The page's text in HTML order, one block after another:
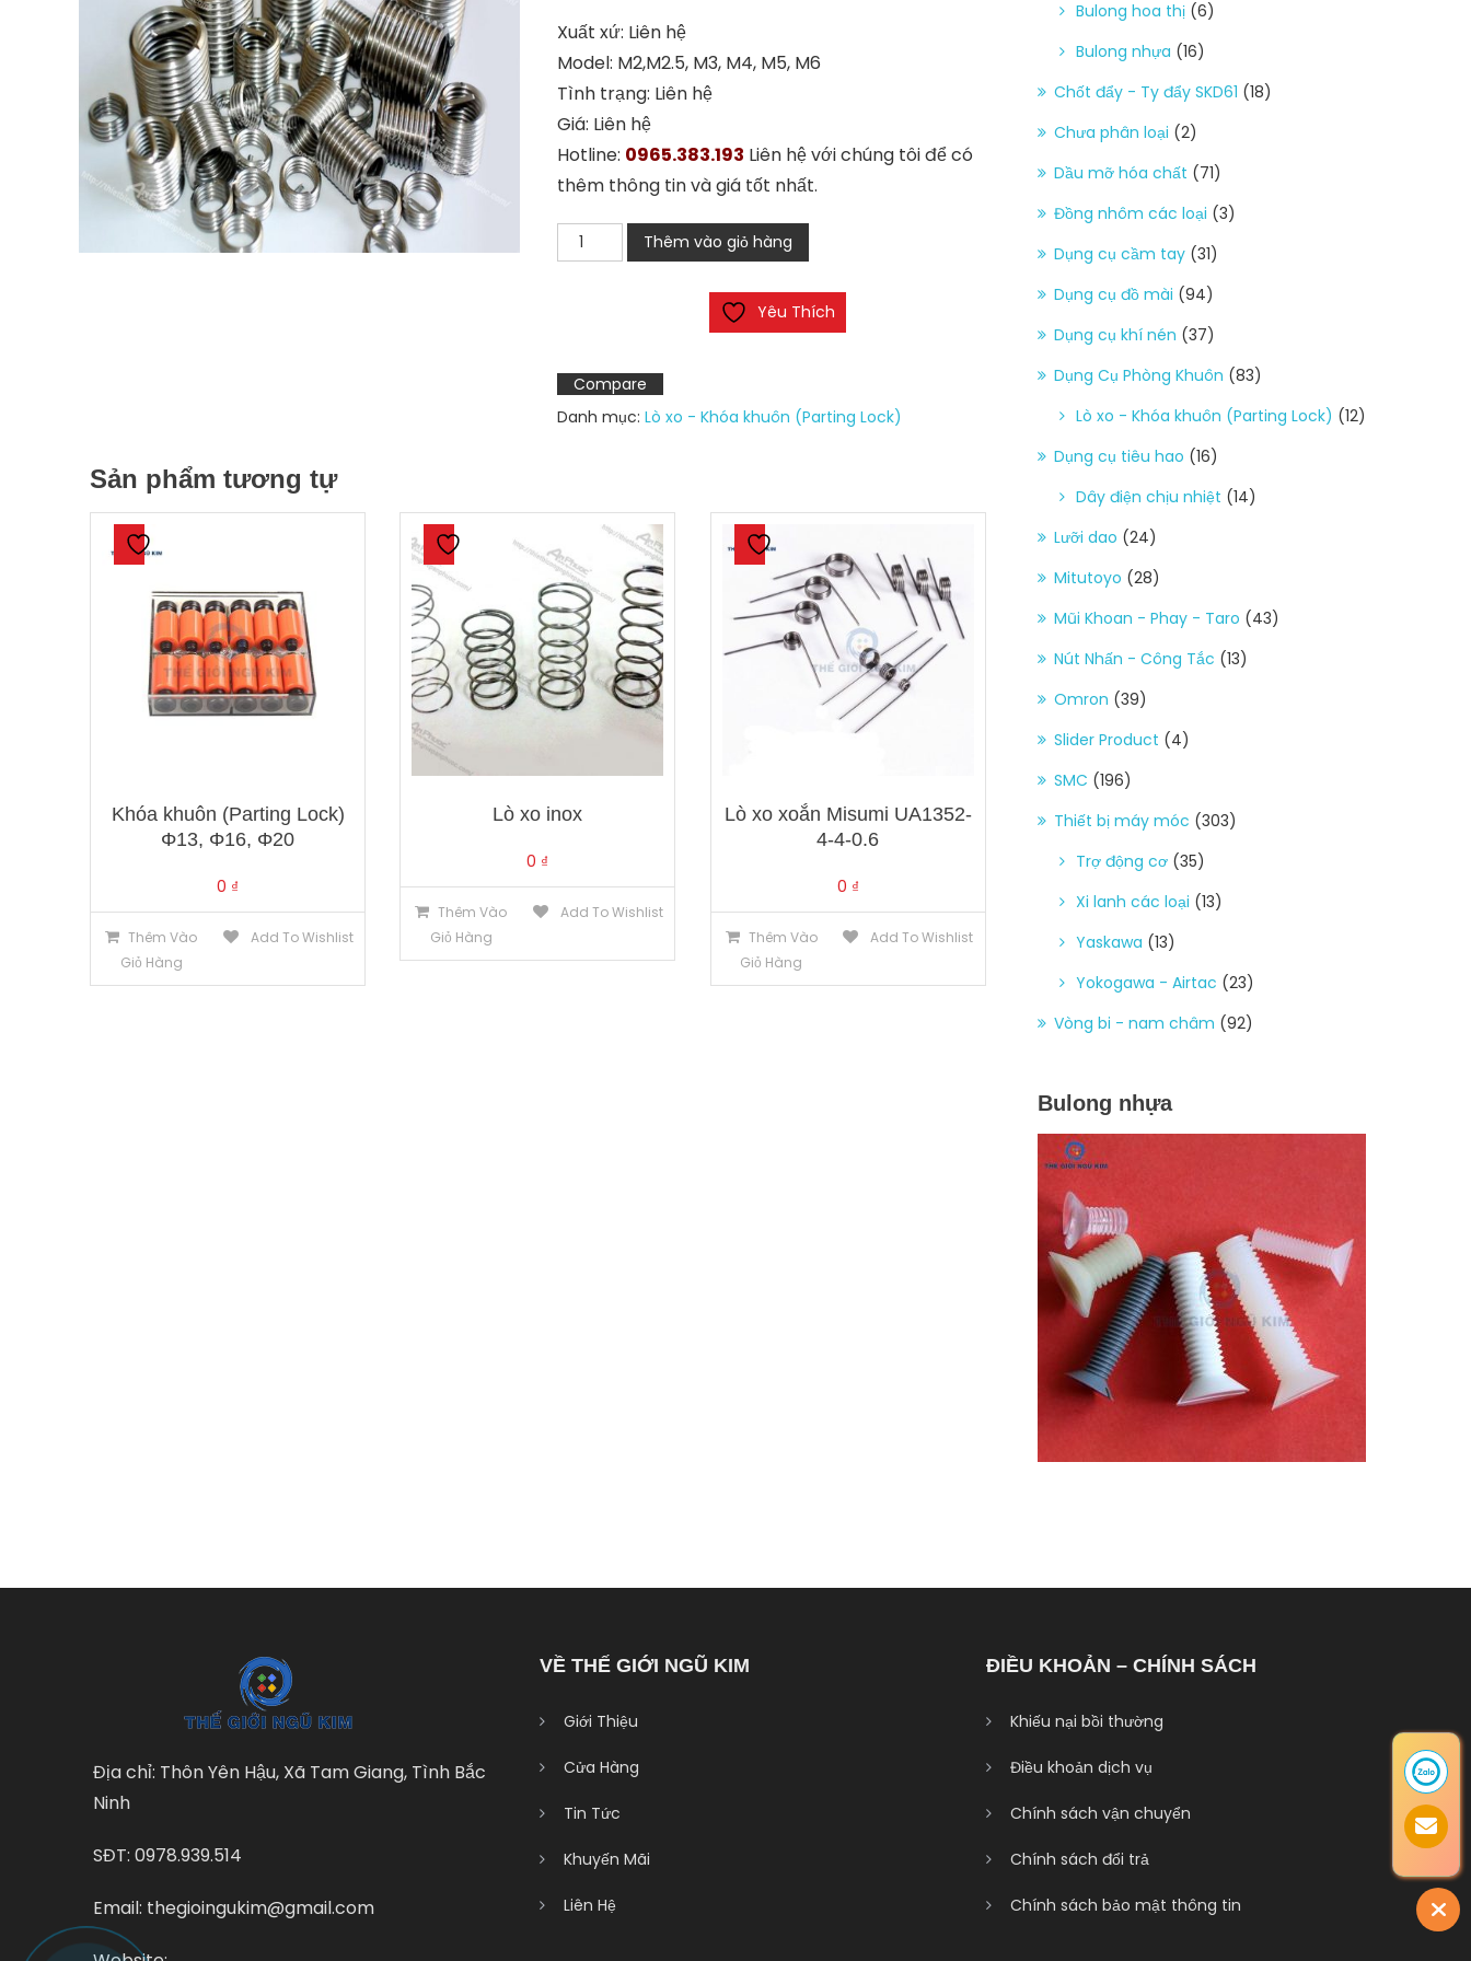
Xuất xứ: Liên hệ
Model: M2,M2.5, M3, M4, M5, M6
Tình trạng: Liên hệ
Giá: Liên hệ
Hotline: 0965.383.193 Liên hệ với chúng tôi để có
thêm thông tin và giá tốt nhất.
xo
lượng
Thêm vào giỏ hàng
Yêu Thích
Compare
Danh mục: Lò xo - Khóa khuôn (Parting Lock)
Sản phẩm tương tự
Khóa khuôn (Parting Lock)
Φ13, Φ16, Φ20
0 ₫
Thêm Vào
Giỏ Hàng
Add To Wishlist
Lò xo inox
0 ₫
Thêm Vào
Giỏ Hàng
Add To Wishlist
Lò xo xoắn Misumi UA1352-
4-4-0.6
0 ₫
Thêm Vào
Giỏ Hàng
Add To Wishlist
Bulong hoa thị (6)
Bulong nhựa (16)
Chốt đẩy - Ty đẩy SKD61 (18)
Chưa phân loại (2)
Dầu mỡ hóa chất (71)
Đồng nhôm các loại (3)
Dụng cụ cầm tay (31)
Dụng cụ đồ mài (94)
Dụng cụ khí nén (37)
Dụng Cụ Phòng Khuôn (83)
Lò xo - Khóa khuôn (Parting Lock) (12)
Dụng cụ tiêu hao (16)
Dây điện chịu nhiệt (14)
Lưỡi dao (24)
Mitutoyo (28)
Mũi Khoan - Phay - Taro (43)
Nút Nhấn - Công Tắc (13)
Omron (39)
Slider Product (4)
SMC (196)
Thiết bị máy móc (303)
Trợ động cơ (35)
Xi lanh các loại (13)
Yaskawa (13)
Yokogawa - Airtac (23)
Vòng bi - nam châm (92)
Bulong nhựa
Địa chỉ: Thôn Yên Hậu, Xã Tam Giang, Tình Bắc
Ninh
SĐT: 0978.939.514
Email: thegioingukim@gmail.com
VỀ THẾ GIỚI NGŨ KIM
Giới Thiệu
Cửa Hàng
Tin Tức
Khuyến Mãi
Liên Hệ
ĐIỀU KHOẢN – CHÍNH SÁCH
Khiếu nại bồi thường
Điều khoản dịch vụ
Chính sách vận chuyển
Chính sách đổi trả
Chính sách bảo mật thông tin